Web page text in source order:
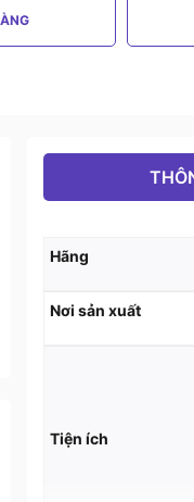
Hãng
Nơi sản xuất
Tiện ích